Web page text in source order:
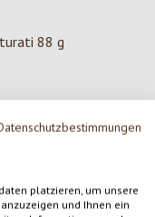
platzieren, um unsere
und Ihnen ein
88 g